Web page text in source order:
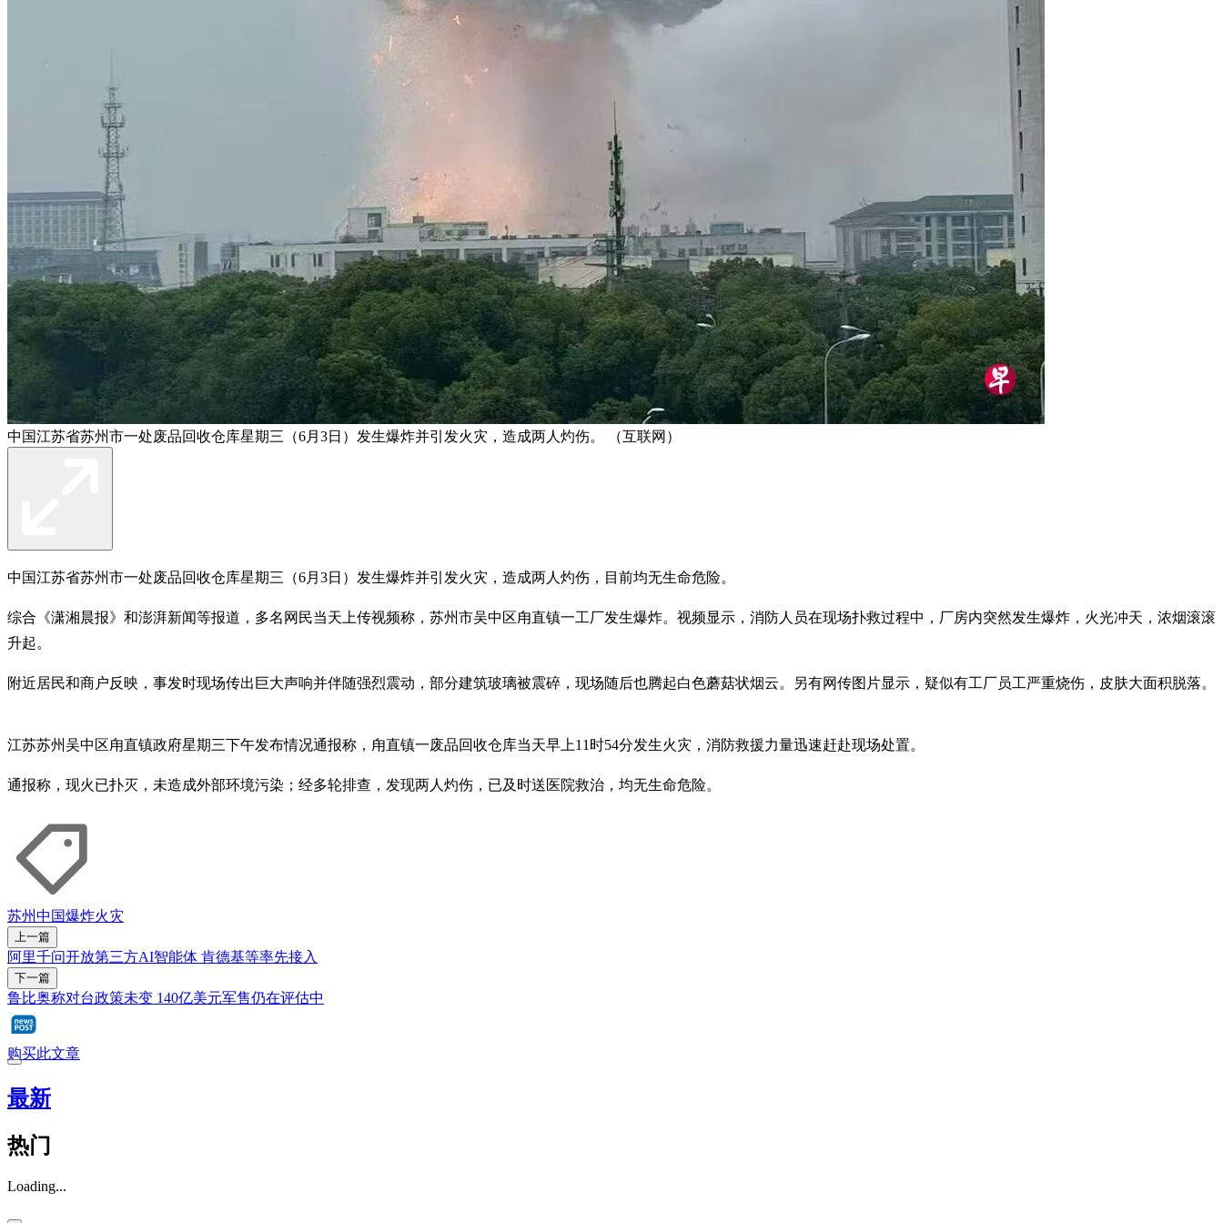
中国江苏省苏州市一处废品回收仓库星期三（6月3日）发生爆炸并引发火灾，造成两人灼伤。 （互联网）
中国江苏省苏州市一处废品回收仓库星期三（6月3日）发生爆炸并引发火灾，造成两人灼伤，目前均无生命危险。
综合《潇湘晨报》和澎湃新闻等报道，多名网民当天上传视频称，苏州市吴中区甪直镇一工厂发生爆炸。视频显示，消防人员在现场扑救过程中，厂房内突然发生爆炸，火光冲天，浓烟滚滚
升起。
附近居民和商户反映，事发时现场传出巨大声响并伴随强烈震动，部分建筑玻璃被震碎，现场随后也腾起白色蘑菇状烟云。另有网传图片显示，疑似有工厂员工严重烧伤，皮肤大面积脱落。
江苏苏州吴中区甪直镇政府星期三下午发布情况通报称，甪直镇一废品回收仓库当天早上11时54分发生火灾，消防救援力量迅速赶赴现场处置。
通报称，现火已扑灭，未造成外部环境污染；经多轮排查，发现两人灼伤，已及时送医院救治，均无生命危险。
苏州中国爆炸火灾
上一篇
阿里千问开放第三方AI智能体 肯德基等率先接入
下一篇
鲁比奥称对台政策未变 140亿美元军售仍在评估中
购买此文章
最新
热门
Loading...